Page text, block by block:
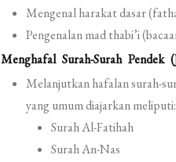
Mengenal harakat dasar
Pengenalan mad thabi’i
Menghafal Surah-Surah Pendek
Melanjutkan hafalan surah-
yang umum diajarkan meliputi:
Surah Al-Fatihah
Surah An-Nas